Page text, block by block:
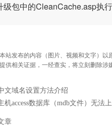
级包中的CleanCache.asp执
站发布的内容（图片、视频和文字）
供相关证据，一经查实，将立刻删除涉
文域名设置方法介绍
机access数据库（mdb文件）无法
章